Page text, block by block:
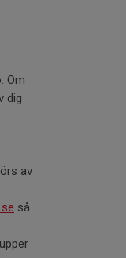
Om
dig
av
så